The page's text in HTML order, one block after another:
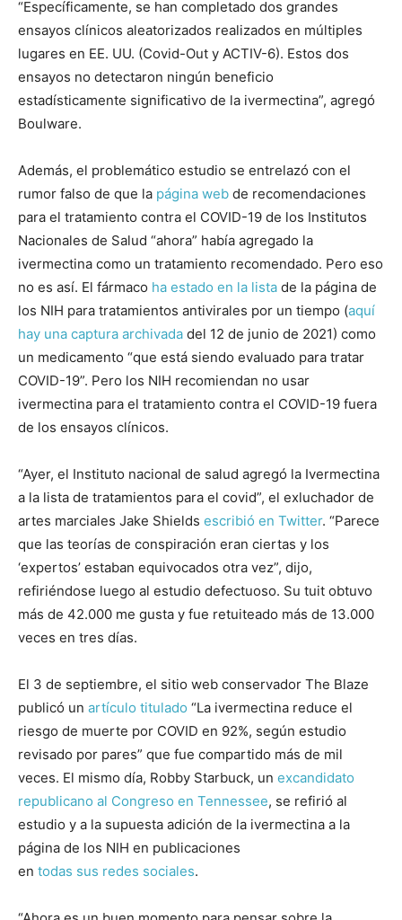
“Específicamente, se han completado dos grandes
ensayos clínicos aleatorizados realizados en múltiples
lugares en EE. UU. (Covid-Out y ACTIV-6). Estos dos
ensayos no detectaron ningún beneficio
estadísticamente significativo de la ivermectina”, agregó
Boulware.
Además, el problemático estudio se entrelazó con el
rumor falso de que la página web de recomendaciones
para el tratamiento contra el COVID-19 de los Institutos
Nacionales de Salud “ahora” había agregado la
ivermectina como un tratamiento recomendado. Pero eso
no es así. El fármaco ha estado en la lista de la página de
los NIH para tratamientos antivirales por un tiempo (aquí
hay una captura archivada del 12 de junio de 2021) como
un medicamento “que está siendo evaluado para tratar
COVID-19”. Pero los NIH recomiendan no usar
ivermectina para el tratamiento contra el COVID-19 fuera
de los ensayos clínicos.
“Ayer, el Instituto nacional de salud agregó la Ivermectina
a la lista de tratamientos para el covid”, el exluchador de
artes marciales Jake Shields escribió en Twitter. “Parece
que las teorías de conspiración eran ciertas y los
‘expertos’ estaban equivocados otra vez”, dijo,
refiriéndose luego al estudio defectuoso. Su tuit obtuvo
más de 42.000 me gusta y fue retuiteado más de 13.000
veces en tres días.
El 3 de septiembre, el sitio web conservador The Blaze
publicó un artículo titulado “La ivermectina reduce el
riesgo de muerte por COVID en 92%, según estudio
revisado por pares” que fue compartido más de mil
veces. El mismo día, Robby Starbuck, un excandidato
republicano al Congreso en Tennessee, se refirió al
estudio y a la supuesta adición de la ivermectina a la
página de los NIH en publicaciones
en todas sus redes sociales.